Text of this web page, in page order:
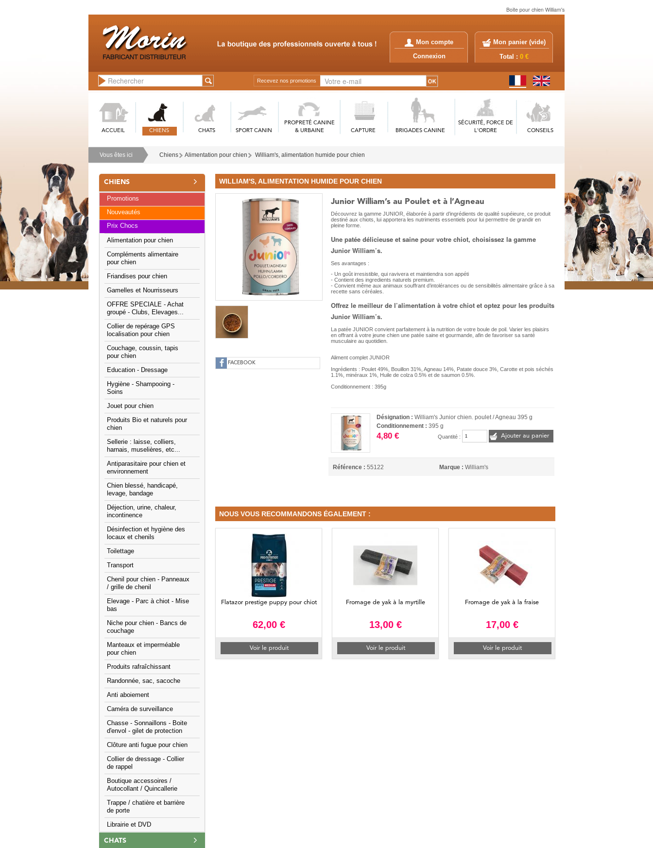
Boite pour chien William's
Mon compte
Connexion
Mon panier (vide)
Total : 0 €
Recevez nos promotions
ACCUEIL CHIENS CHATS SPORT CANIN
PROPRETÉ CANINE
& URBAINE
CAPTURE BRIGADES CANINE
SÉCURITÉ, FORCE DE
L'ORDRE
CONSEILS
Vous êtes ici Chiens Alimentation pour chien William's, alimentation humide pour chien
CHIENS
Promotions
Nouveautés
Prix Chocs
Alimentation pour chien
Compléments alimentaire
pour chien
Friandises pour chien
Gamelles et Nourrisseurs
OFFRE SPECIALE - Achat
groupé - Clubs, Elevages...
Collier de repérage GPS
localisation pour chien
Couchage, coussin, tapis
pour chien
Education - Dressage
Hygiène - Shampooing -
Soins
Jouet pour chien
Produits Bio et naturels pour
chien
Sellerie : laisse, colliers,
harnais, muselières, etc...
Antiparasitaire pour chien et
environnement
Chien blessé, handicapé,
levage, bandage
Déjection, urine, chaleur,
incontinence
Désinfection et hygiène des
locaux et chenils
Toilettage
Transport
Chenil pour chien - Panneaux
/ grille de chenil
Elevage - Parc à chiot - Mise
bas
Niche pour chien - Bancs de
couchage
Manteaux et imperméable
pour chien
Produits rafraîchissant
Randonnée, sac, sacoche
Anti aboiement
Caméra de surveillance
Chasse - Sonnaillons - Boite
d'envol - gilet de protection
Clôture anti fugue pour chien
Collier de dressage - Collier
de rappel
Boutique accessoires /
Autocollant / Quincallerie
Trappe / chatière et barrière
de porte
Librairie et DVD
CHATS
WILLIAM'S, ALIMENTATION HUMIDE POUR CHIEN
FACEBOOK
Junior William’s au Poulet et à l’Agneau
Découvrez la gamme JUNIOR, élaborée à partir d’ingrédients de qualité supéieure, ce produit
destiné aux chiots, lui apportera les nutriments essentiels pour lui permettre de grandir en
pleine forme.
Une patée délicieuse et saine pour votre chiot, choisissez la gamme
Junior William’s.
Ses avantages :
- Un goût irresistible, qui ravivera et maintiendra son appéti
- Contient des ingredients naturels premium.
- Convient même aux animaux souffrant d’intolérances ou de sensibilités alimentaire grâce à sa
recette sans céréales.
Offrez le meilleur de l’alimentation à votre chiot et optez pour les produits
Junior William’s.
La patée JUNIOR convient parfaitement à la nutrition de votre boule de poil. Varier les plaisirs
en offrant à votre jeune chien une patée saine et gourmande, afin de favoriser sa santé
musculaire au quotidien.
Aliment complet JUNIOR
Ingrédients : Poulet 49%, Bouillon 31%, Agneau 14%, Patate douce 3%, Carotte et pois séchés
1.1%, minéraux 1%, Huile de colza 0.5% et de saumon 0.5%.
Conditionnement : 395g
Désignation :William's Junior chien. poulet / Agneau 395 g
Conditionnement :395 g
4,80 € Quantité : Ajouter au panier
Référence : 55122 Marque : William's
NOUS VOUS RECOMMANDONS ÉGALEMENT :
Flatazor prestige puppy pour chiot
62,00 €
Voir le produit
Fromage de yak à la myrtille
13,00 €
Voir le produit
Fromage de yak à la fraise
17,00 €
Voir le produit